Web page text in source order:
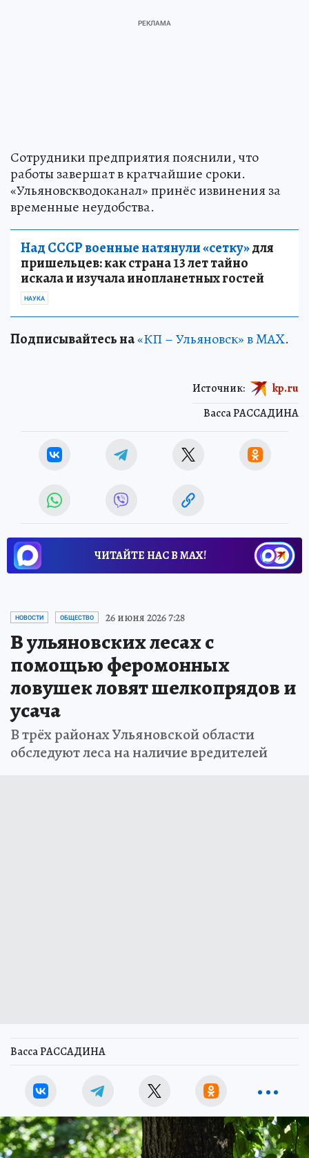
Сотрудники предприятия пояснили, что
работы завершат в кратчайшие сроки.
«Ульяновскводоканал» принёс извинения за
временные неудобства.
Над СССР военные натянули «сетку»для
пришельцев: как страна 13 лет тайно
искала и изучала инопланетных гостей
НАУКА
Подписывайтесь на«КП – Ульяновск» в MAX.
Васса РАССАДИНА
Источник: kp.ru
ЧИТАЙТЕ НАС В МАХ!
НОВОСТИ ОБЩЕСТВО 26 июня 2026 7:28
В ульяновских лесах с
помощью феромонных
ловушек ловят шелкопрядов и
усача
В трёх районах Ульяновской области
обследуют леса на наличие вредителей
Васса РАССАДИНА